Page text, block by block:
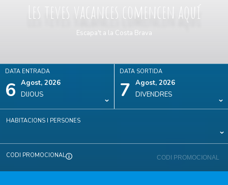
Les teves vacances comencen aquí
Escapa't a la Costa Brava
DATA ENTRADA
6
Agost, 2026
DIJOUS
DATA SORTIDA
7
Agost, 2026
DIVENDRES
HABITACIONS I PERSONES
CODI PROMOCIONAL